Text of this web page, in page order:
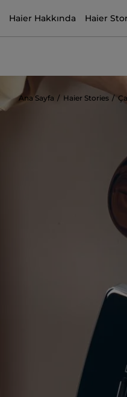
Haier Hakkında Haier
Ana Sayfa Haier Stories